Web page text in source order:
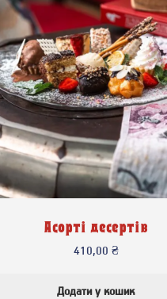
Асорті десертів
410,00 ₴
Додати у кошик